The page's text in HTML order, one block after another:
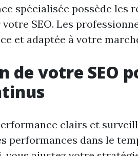
spécialisée possède les
SEO. Les
et adaptée à votre
de votre SEO
clairs et
performances dans le